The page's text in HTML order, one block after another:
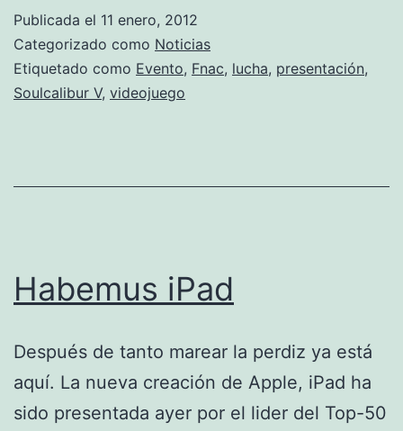
Publicada el 11 enero, 2012
Categorizado como Noticias
Etiquetado como Evento, Fnac, lucha, presentación,
Soulcalibur V, videojuego
Habemus iPad
Después de tanto marear la perdiz ya está
aquí. La nueva creación de Apple, iPad ha
sido presentada ayer por el lider del Top-50